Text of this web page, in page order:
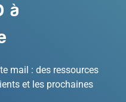
à
mail : des ressources
et les prochaines